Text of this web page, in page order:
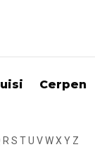
Cerpen
R S TU VWX Y Z